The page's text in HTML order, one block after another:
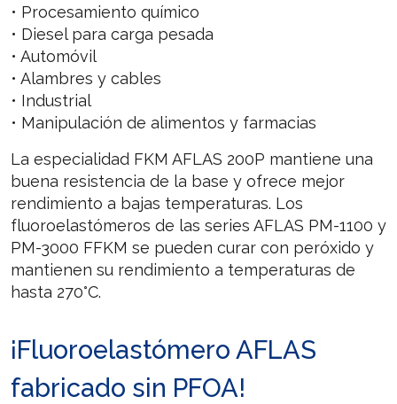
• Procesamiento químico
• Diesel para carga pesada
• Automóvil
• Alambres y cables
• Industrial
• Manipulación de alimentos y farmacias
La especialidad FKM AFLAS 200P mantiene una
buena resistencia de la base y ofrece mejor
rendimiento a bajas temperaturas. Los
fluoroelastómeros de las series AFLAS PM-1100 y
PM-3000 FFKM se pueden curar con peróxido y
mantienen su rendimiento a temperaturas de
hasta 270°C.
¡Fluoroelastómero AFLAS
fabricado sin PFOA!